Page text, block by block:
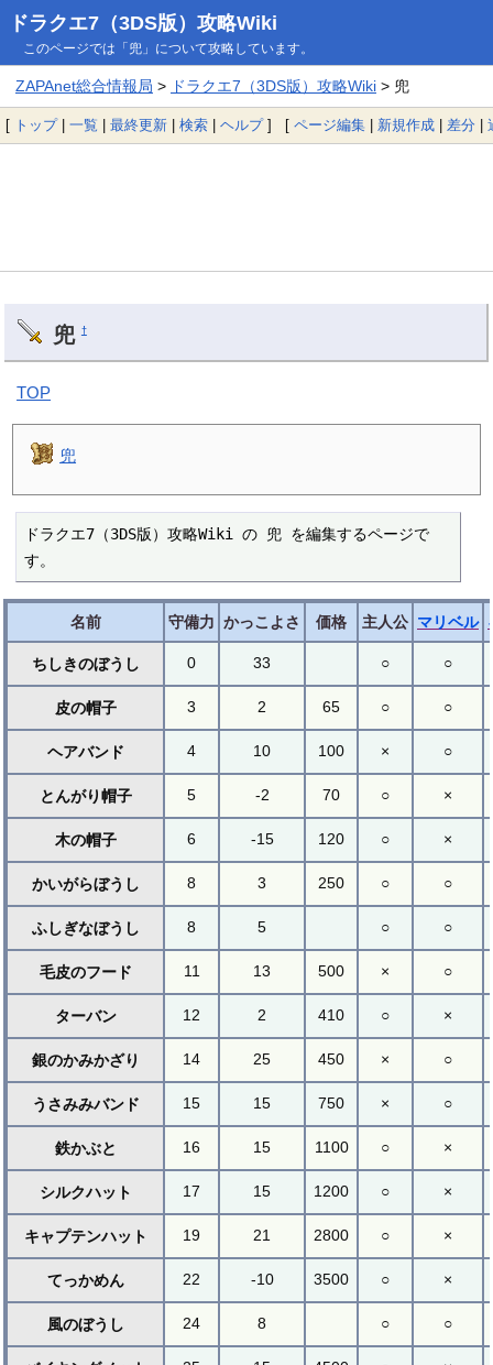
ドラクエ7（3DS版）攻略Wiki
このページでは「兜」について攻略しています。
ZAPAnet総合情報局 > ドラクエ7（3DS版）攻略Wiki> 兜
[ トップ| 一覧 | 最終更新 | 検索 | ヘルプ] [ ページ編集 | 新規作成 | 差分 |
兜 †
TOP
兜
ドラクエ7（3DS版）攻略Wiki の 兜 を編集するページで
す。
名前 守備力 かっこよさ 価格 主人公 マリベル
ちしきのぼうし 0 33 ○ ○
皮の帽子 3 2 65 ○ ○
ヘアバンド 4 10 100 × ○
とんがり帽子 5 -2 70 ○ ×
木の帽子 6 -15 120 ○ ×
かいがらぼうし 8 3 250 ○ ○
ふしぎなぼうし 8 5 ○ ○
毛皮のフード 11 13 500 × ○
ターバン 12 2 410 ○ ×
銀のかみかざり 14 25 450 × ○
うさみみバンド 15 15 750 × ○
鉄かぶと 16 15 1100 ○ ×
シルクハット 17 15 1200 ○ ×
キャプテンハット 19 21 2800 ○ ×
てっかめん 22 -10 3500 ○ ×
風のぼうし 24 8 ○ ○